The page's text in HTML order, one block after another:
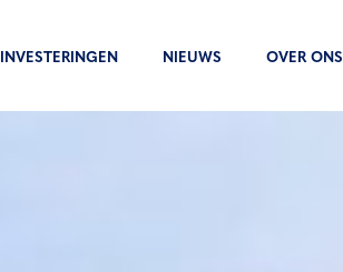
INVESTERINGEN NIEUWS OVER ONS